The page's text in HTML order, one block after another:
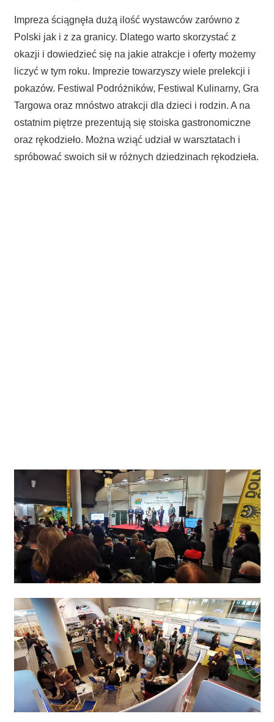
Impreza ściągnęła dużą ilość wystawców zarówno z
Polski jak i z za granicy. Dlatego warto skorzystać z
okazji i dowiedzieć się na jakie atrakcje i oferty możemy
liczyć w tym roku. Imprezie towarzyszy wiele prelekcji i
pokazów. Festiwal Podróżników, Festiwal Kulinarny, Gra
Targowa oraz mnóstwo atrakcji dla dzieci i rodzin. A na
ostatnim piętrze prezentują się stoiska gastronomiczne
oraz rękodzieło. Można wziąć udział w warsztatach i
spróbować swoich sił w różnych dziedzinach rękodzieła.